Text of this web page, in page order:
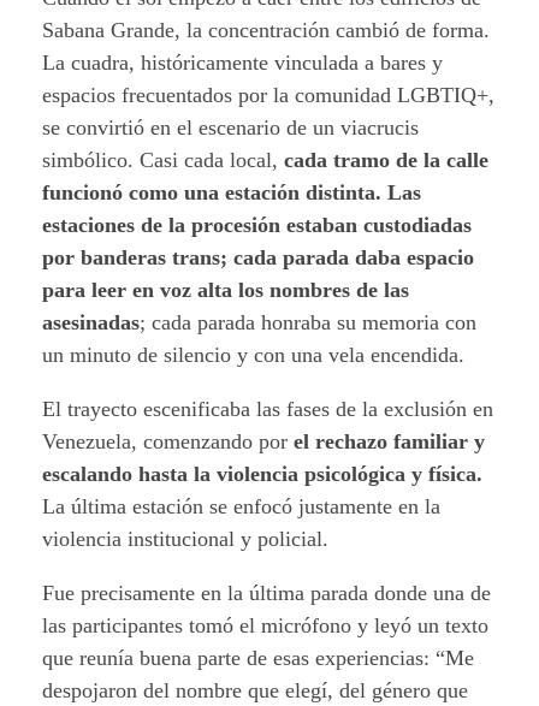
Sabana Grande, la concentración cambió de forma.
La cuadra, históricamente vinculada a bares y
espacios frecuentados por la comunidad LGBTIQ+,
se convirtió en el escenario de un viacrucis
simbólico. Casi cada local, cada tramo de la calle
funcionó como una estación distinta. Las
estaciones de la procesión estaban custodiadas
por banderas trans; cada parada daba espacio
para leer en voz alta los nombres de las
asesinadas; cada parada honraba su memoria con
un minuto de silencio y con una vela encendida.
El trayecto escenificaba las fases de la exclusión en
Venezuela, comenzando por el rechazo familiar y
escalando hasta la violencia psicológica y física.
La última estación se enfocó justamente en la
violencia institucional y policial.
Fue precisamente en la última parada donde una de
las participantes tomó el micrófono y leyó un texto
que reunía buena parte de esas experiencias: “Me
despojaron del nombre que elegí, del género que